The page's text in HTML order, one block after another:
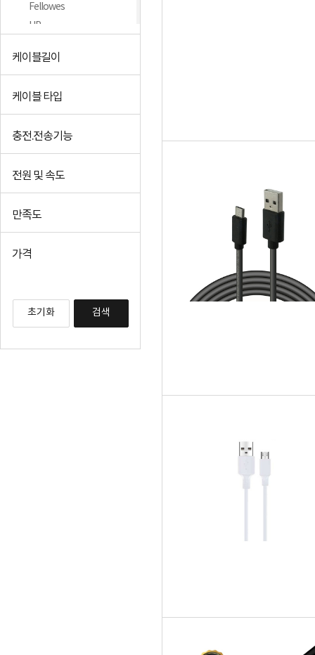
Fellowes
HP
LG모바일
케이블길이
케이블 타입
충전.전송기능
전원 및 속도
만족도
가격
초기화 검색